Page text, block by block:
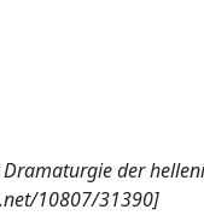
Dramaturgie der
10807/31390]